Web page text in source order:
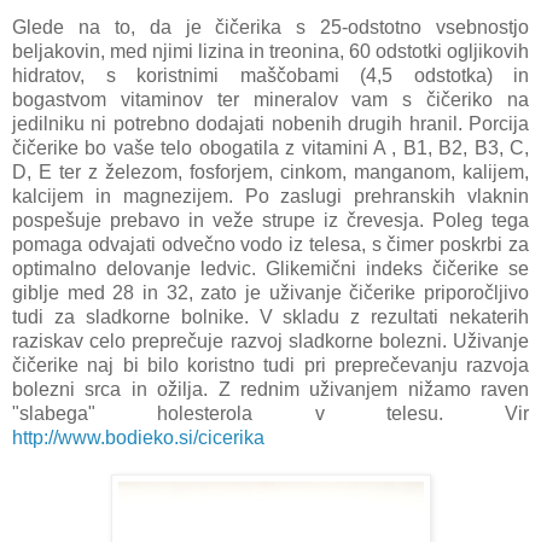
Glede na to, da je čičerika s 25-odstotno vsebnostjo
beljakovin, med njimi lizina in treonina, 60 odstotki ogljikovih
hidratov, s koristnimi maščobami (4,5 odstotka) in
bogastvom vitaminov ter mineralov vam s čičeriko na
jedilniku ni potrebno dodajati nobenih drugih hranil. Porcija
čičerike bo vaše telo obogatila z vitamini A , B1, B2, B3, C,
D, E ter z železom, fosforjem, cinkom, manganom, kalijem,
kalcijem in magnezijem. Po zaslugi
prehranskih vlaknin
pospešuje prebavo in veže strupe iz črevesja. Poleg tega
pomaga odvajati odvečno vodo iz telesa, s čimer poskrbi za
optimalno delovanje ledvic. Glikemični indeks čičerike se
giblje med 28 in 32, zato je uživanje čičerike priporočljivo
tudi za sladkorne bolnike. V skladu z rezultati nekaterih
raziskav celo preprečuje razvoj sladkorne bolezni. Uživanje
čičerike naj bi bilo koristno tudi pri preprečevanju razvoja
bolezni srca in ožilja. Z rednim uživanjem nižamo raven
"slabega" holesterola v telesu. Vir
http://www.bodieko.si/cicerika